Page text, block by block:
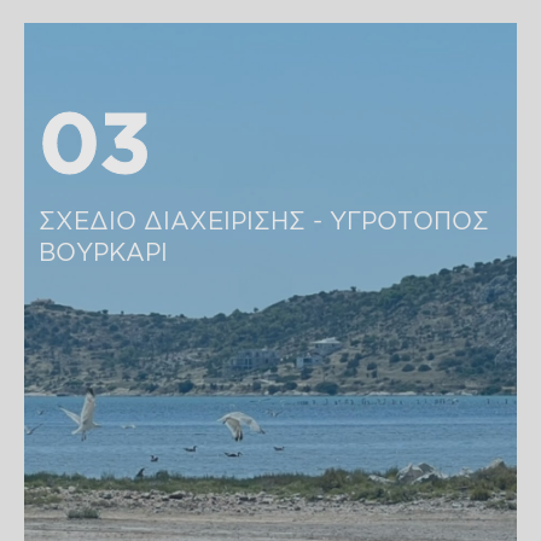
03
03
ΣΧΕΔΙΟ ΔΙΑΧΕΙΡΙΣΗΣ - ΥΓΡΟΤΟΠΟΣ
ΒΟΥΡΚΑΡΙ